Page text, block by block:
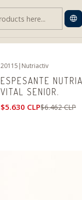
20115 | Nutriactiv
ESPESANTE
VITAL SENIOR.
$5.630 CLP$6.462 CLP